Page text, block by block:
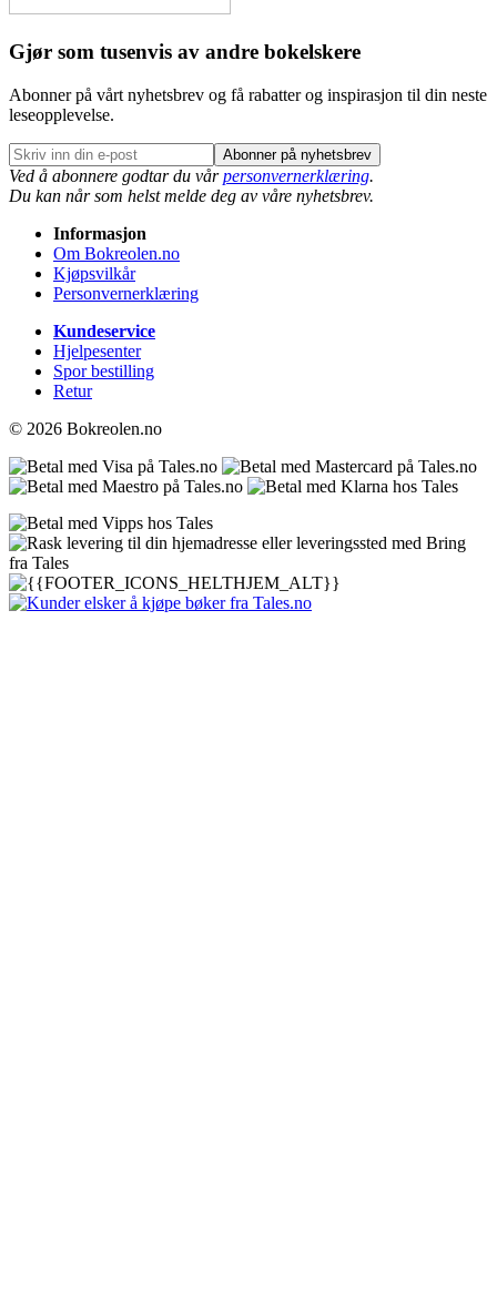
Gjør som tusenvis av andre bokelskere
Abonner på vårt nyhetsbrev og få rabatter og inspirasjon til din neste
leseopplevelse.
Abonner på nyhetsbrev
Ved å abonnere godtar du vårpersonvernerklæring.
Du kan når som helst melde deg av våre nyhetsbrev.
Informasjon
Om Bokreolen.no
Kjøpsvilkår
Personvernerklæring
Kundeservice
Hjelpesenter
Spor bestilling
Retur
© 2026 Bokreolen.no